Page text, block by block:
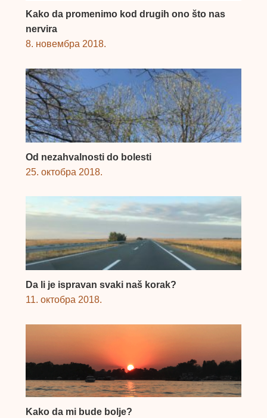
Kako da promenimo kod drugih ono što nas
nervira
8. новембра 2018.
Od nezahvalnosti do bolesti
25. октобра 2018.
Da li je ispravan svaki naš korak?
11. октобра 2018.
Kako da mi bude bolje?